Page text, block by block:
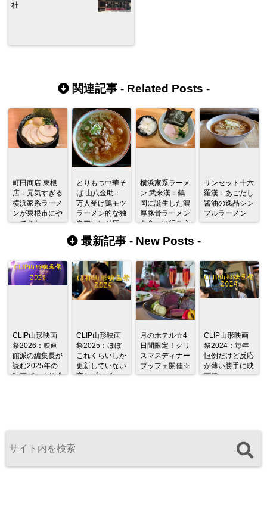
社
関連記事 - Related Posts -
町田商店 東根
店：元気すぎる
横浜家系ラーメ
ンが東根市にや
ってきた
とりもつ中華そ
ば 山八金助：
万人受け鶏モツ
ラーメン的な独
自アレンジ店
横浜家系ラーメ
ン 武来漢：鶴
岡に誕生した濃
厚豚骨ラーメン
を食べに行こう
サンセット十六
羅漢：あごだし
醤油の逸品シン
プルラーメン
最新記事 - New Posts -
CLIP山形映画
祭2026：映画
館派の編集長が
読む2025年の
映画ざっくり総
CLIP山形映画
祭2025：ほぼ
これくらいしか
更新していない
変なブログ
月のホテル☆4
日間限定！クリ
スマスディナー
ブッフェ開催☆
CLIP山形映画
祭2024：毎年
恒例だけど反応
が薄い勝手に映
画祭